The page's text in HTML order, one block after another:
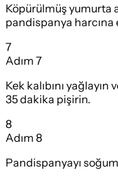
Köpürülmüş yumurta
pandispanya harcına
7
Adım 7
Kek kalıbını
35 dakika pişirin.
8
Adım 8
Pandispanyayı